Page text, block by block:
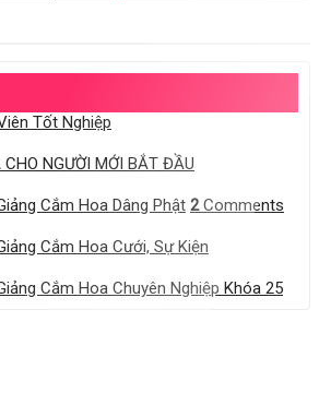
Tốt Nghiệp
NGƯỜI MỚI BẮT ĐẦU
Cắm Hoa Dâng Phật 2Comments
Cắm Hoa Cưới, Sự Kiện
Cắm Hoa Chuyên Nghiệp Khóa 25